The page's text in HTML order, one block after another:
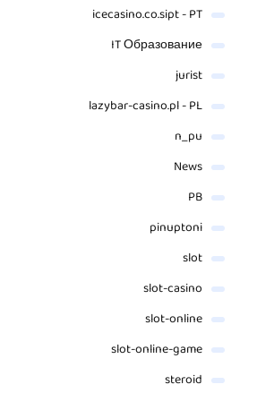
icecasino.co.sipt - PT
IT Образование
jurist
lazybar-casino.pl - PL
n_pu
News
PB
pinuptoni
slot
slot-casino
slot-online
slot-online-game
steroid